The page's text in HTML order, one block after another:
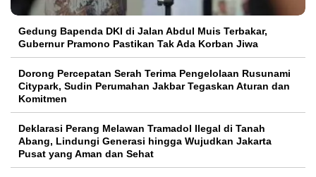
Gedung Bapenda DKI di Jalan Abdul Muis Terbakar,
Gubernur Pramono Pastikan Tak Ada Korban Jiwa
Dorong Percepatan Serah Terima Pengelolaan Rusunami
Citypark, Sudin Perumahan Jakbar Tegaskan Aturan dan
Komitmen
Deklarasi Perang Melawan Tramadol Ilegal di Tanah
Abang, Lindungi Generasi hingga Wujudkan Jakarta
Pusat yang Aman dan Sehat